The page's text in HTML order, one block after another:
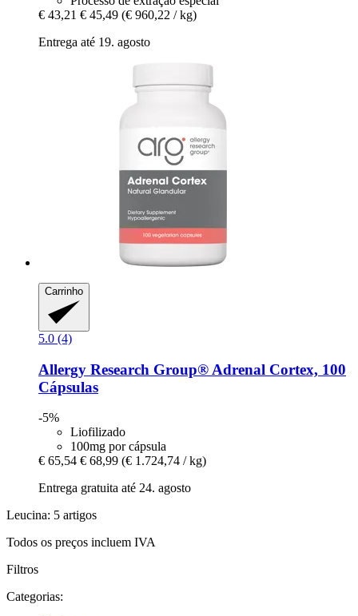
€ 43,21 € 45,49 (€ 960,22 / kg)
Entrega até 19. agosto
Carrinho
5.0 (4)
Allergy Research Group® Adrenal Cortex, 100
Cápsulas
-5%
Liofilizado
100mg por cápsula
€ 65,54 € 68,99 (€ 1.724,74 / kg)
Entrega gratuita até 24. agosto
Leucina: 5 artigos
Todos os preços incluem IVA
Filtros
Categorias: